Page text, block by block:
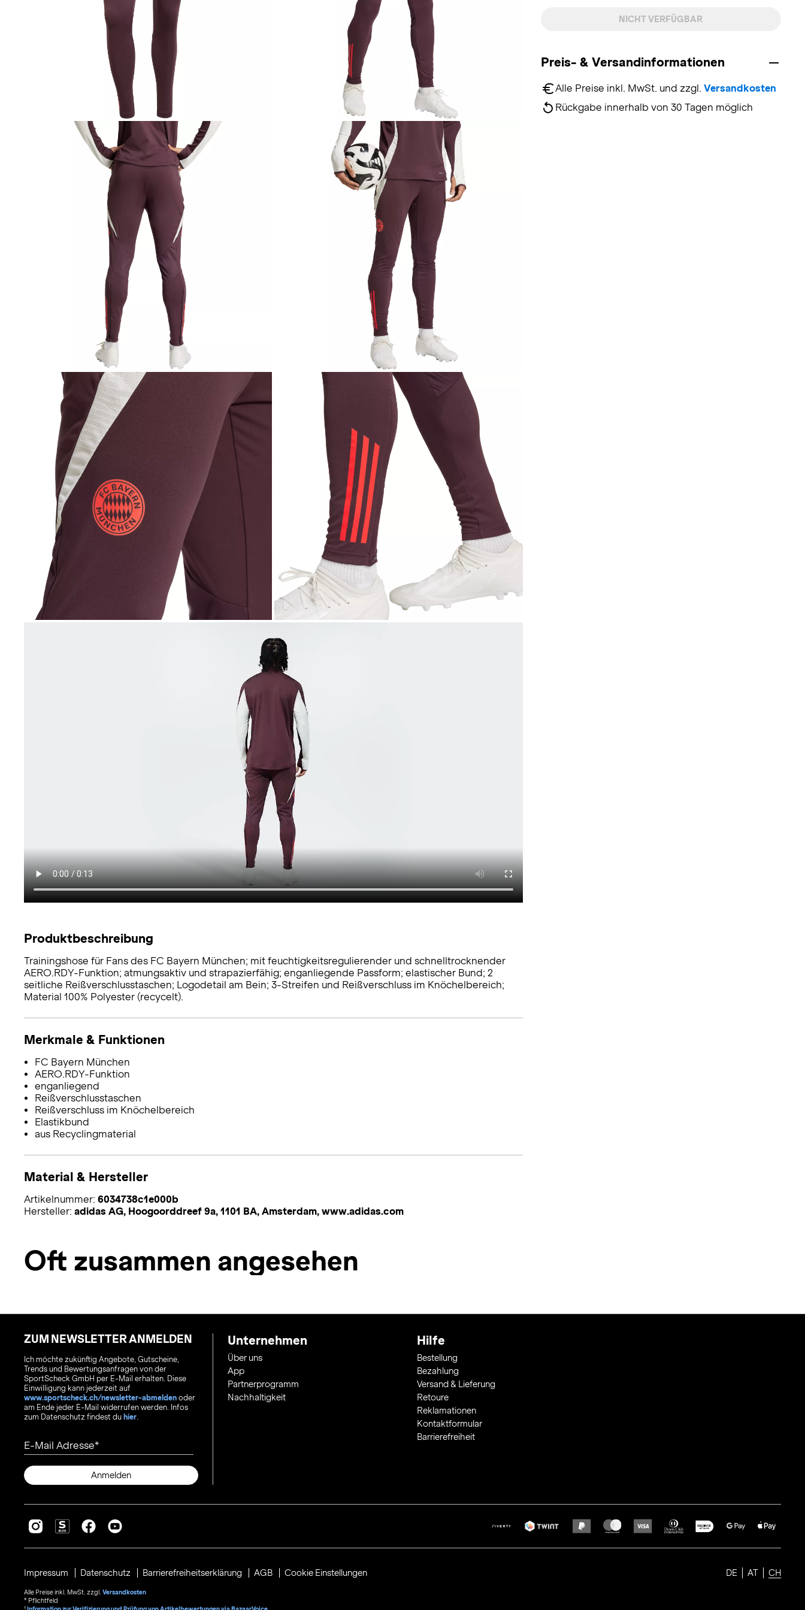
NICHT VERFÜGBAR
Preis- & Versandinformationen
Alle Preise inkl. MwSt. und zzgl. Versandkosten
Rückgabe innerhalb von 30 Tagen möglich
Produktbeschreibung
Trainingshose für Fans des FC Bayern München; mit feuchtigkeitsregulierender und schnelltrocknender
AERO.RDY-Funktion; atmungsaktiv und strapazierfähig; enganliegende Passform; elastischer Bund; 2
seitliche Reißverschlusstaschen; Logodetail am Bein; 3-Streifen und Reißverschluss im Knöchelbereich;
Material 100% Polyester (recycelt).
Merkmale & Funktionen
FC Bayern München
AERO.RDY-Funktion
enganliegend
Reißverschlusstaschen
Reißverschluss im Knöchelbereich
Elastikbund
aus Recyclingmaterial
Material & Hersteller
Artikelnummer: 6034738c1e000b
Hersteller: adidas AG, Hoogoorddreef 9a, 1101 BA, Amsterdam, www.adidas.com
Oft zusammen angesehen
ZUM NEWSLETTER ANMELDEN
Ich möchte zukünftig Angebote, Gutscheine,
Trends und Bewertungsanfragen von der
SportScheck GmbH per E-Mail erhalten. Diese
Einwilligung kann jederzeit auf
www.sportscheck.ch/newsletter-abmelden oder
am Ende jeder E-Mail widerrufen werden. Infos
zum Datenschutz findest du hier.
E-Mail Adresse
Anmelden
Unternehmen
Über uns
App
Partnerprogramm
Nachhaltigkeit
Hilfe
Bestellung
Bezahlung
Versand & Lieferung
Retoure
Reklamationen
Kontaktformular
Barrierefreiheit
DE AT CH
Impressum Datenschutz Barrierefreiheitserklärung AGB Cookie Einstellungen
Alle Preise inkl. MwSt. zzgl. Versandkosten
* Pflichtfeld
1